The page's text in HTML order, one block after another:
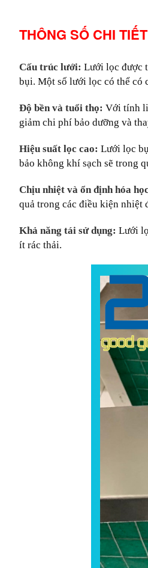
THÔNG SỐ CHI
Cấu trúc lưới: Lưới lọc được
bụi. Một số lưới lọc có thể có
Độ bền và tuổi thọ: Với tính
giảm chi phí bảo dưỡng và
Hiệu suất lọc cao: Lưới lọc
bảo không khí sạch sẽ trong
Chịu nhiệt và ổn định hóa
quả trong các điều kiện nhiệt
Khả năng tái sử dụng: Lưới
ít rác thải.